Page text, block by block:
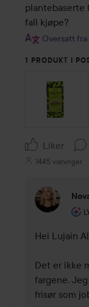
plantebaserte
fall kjøpe?
Oversatt fra
1 PRODUKT I
Liker
1445 visninger
Hei Lujain
Det er ikke
fargene.
frisør som